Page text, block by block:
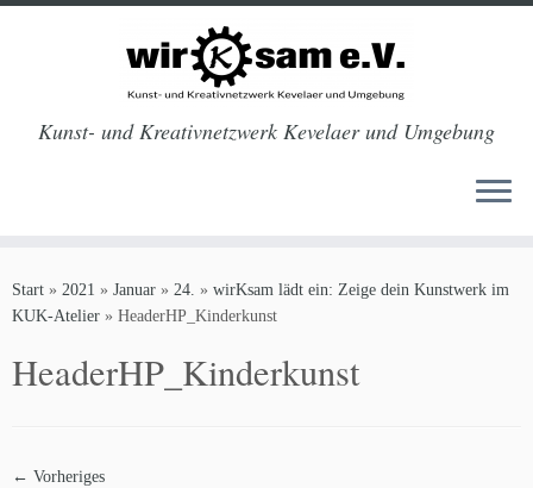
Inhalt
springen
Kunst- und Kreativnetzwerk Kevelaer und Umgebung
Start » 2021 » Januar » 24. » wirKsam lädt ein: Zeige dein Kunstwerk im
KUK-Atelier » HeaderHP_Kinderkunst
HeaderHP_Kinderkunst
← Vorheriges